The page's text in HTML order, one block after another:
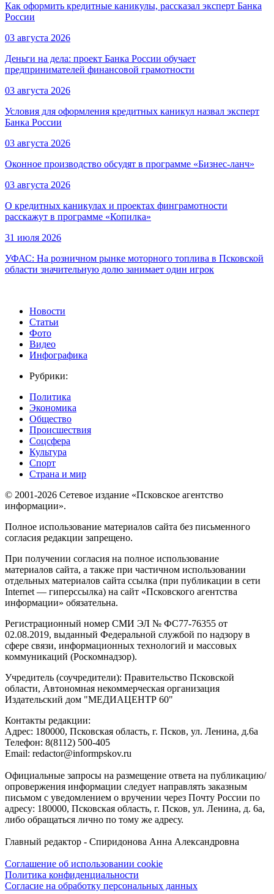
Как оформить кредитные каникулы, рассказал эксперт Банка
России
03 августа 2026
Деньги на дела: проект Банка России обучает
предпринимателей финансовой грамотности
03 августа 2026
Условия для оформления кредитных каникул назвал эксперт
Банка России
03 августа 2026
Оконное производство обсудят в программе «Бизнес-ланч»
03 августа 2026
О кредитных каникулах и проектах финграмотности
расскажут в программе «Копилка»
31 июля 2026
УФАС: На розничном рынке моторного топлива в Псковской
области значительную долю занимает один игрок
Новости
Статьи
Фото
Видео
Инфографика
Рубрики:
Политика
Экономика
Общество
Происшествия
Соцсфера
Культура
Спорт
Страна и мир
© 2001-2026 Сетевое издание «Псковское агентство
информации».
Полное использование материалов сайта без письменного
согласия редакции запрещено.
При получении согласия на полное использование
материалов сайта, а также при частичном использовании
отдельных материалов сайта ссылка (при публикации в сети
Internet — гиперссылка) на сайт «Псковского агентства
информации» обязательна.
Регистрационный номер СМИ ЭЛ № ФС77-76355 от
02.08.2019, выданный Федеральной службой по надзору в
сфере связи, информационных технологий и массовых
коммуникаций (Роскомнадзор).
Учредитель (соучредители): Правительство Псковской
области, Автономная некоммерческая организация
Издательский дом "МЕДИАЦЕНТР 60"
Контакты редакции:
Адреc: 180000, Псковская область, г. Псков, ул. Ленина, д.6а
Телефон: 8(8112) 500-405
Email: redactor@informpskov.ru
Официальные запросы на размещение ответа на публикацию/
опровержения информации следует направлять заказным
письмом с уведомлением о вручении через Почту России по
адресу: 180000, Псковская область, г. Псков, ул. Ленина, д. 6а,
либо обращаться лично по тому же адресу.
Главный редактор - Спиридонова Анна Александровна
Соглашение об использовании cookie
Политика конфиденциальности
Согласие на обработку персональных данных